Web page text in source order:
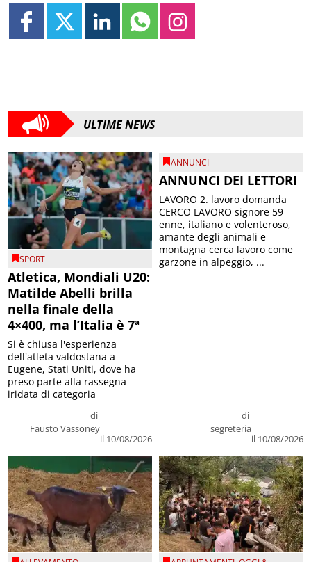
ULTIME NEWS
SPORT
Atletica, Mondiali U20:
Matilde Abelli brilla
nella finale della
4×400, ma l’Italia è 7ª
di
Fausto Vassoney
il 10/08/2026
Si è chiusa l'esperienza
dell'atleta valdostana a
Eugene, Stati Uniti, dove ha
preso parte alla rassegna
iridata di categoria
ANNUNCI
ANNUNCI DEI LETTORI
di
segreteria
il 10/08/2026
LAVORO 2. lavoro domanda
CERCO LAVORO signore 59
enne, italiano e volenteroso,
amante degli animali e
montagna cerca lavoro come
garzone in alpeggio, ...